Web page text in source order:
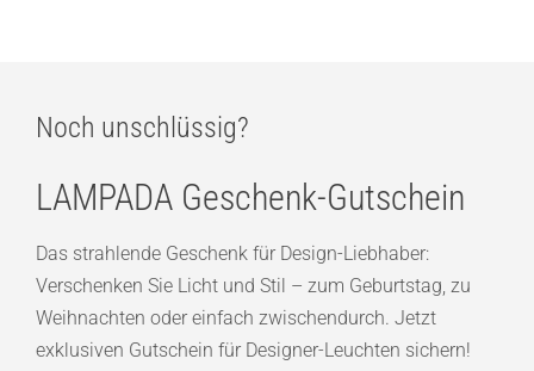
Noch unschlüssig?
LAMPADA Geschenk-Gutschein
Das strahlende Geschenk für Design-Liebhaber:
Verschenken Sie Licht und Stil – zum Geburtstag, zu
Weihnachten oder einfach zwischendurch. Jetzt
exklusiven Gutschein für Designer-Leuchten sichern!